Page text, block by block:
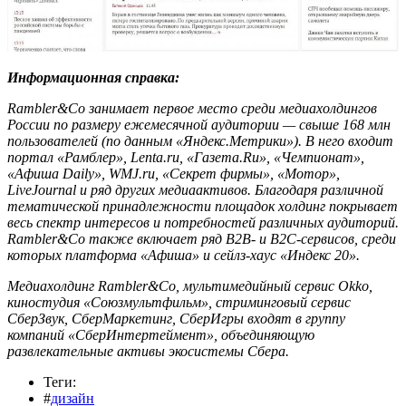
Информационная справка:
Rambler&Co занимает первое место среди медиахолдингов
России по размеру ежемесячной аудитории — свыше 168 млн
пользователей (по данным «Яндекс.Метрики»). В него входит
портал «Рамблер», Lenta.ru, «Газета.Ru», «Чемпионат»,
«Афиша Daily», WMJ.ru, «Секрет фирмы», «Мотор»,
LiveJournal и ряд других медиаактивов. Благодаря различной
тематической принадлежности площадок холдинг покрывает
весь спектр интересов и потребностей различных аудиторий.
Rambler&Co также включает ряд B2B- и B2C-сервисов, среди
которых платформа «Афиша» и сейлз-хаус «Индекс 20».
Медиахолдинг Rambler&Co, мультимедийный сервис Okko,
киностудия «Союзмультфильм», стриминговый сервис
СберЗвук, СберМаркетинг, СберИгры входят в группу
компаний «СберИнтертеймент», объединяющую
развлекательные активы экосистемы Сбера.
Теги:
#дизайн